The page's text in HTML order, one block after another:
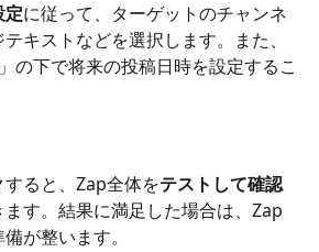
定に従って、ターゲットのチャンネ
キストなどを選択します。また、
の下で将来の投稿日時を設定するこ
ると、Zap全体をテストして確認
ます。結果に満足した場合は、Zap
が整います。